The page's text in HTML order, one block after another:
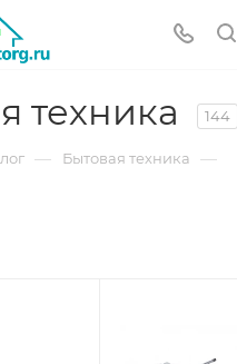
техника 144
— Бытовая техника —